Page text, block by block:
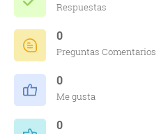
Respuestas
0
Preguntas Comentarios
0
Me gusta
0